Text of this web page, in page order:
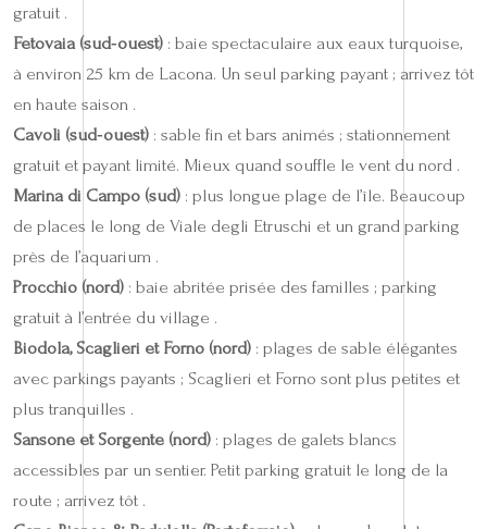
gratuit .
Fetovaia (sud‑ouest) : baie spectaculaire aux eaux turquoise,
à environ 25 km de Lacona. Un seul parking payant ; arrivez tôt
en haute saison .
Cavoli (sud‑ouest) : sable fin et bars animés ; stationnement
gratuit et payant limité. Mieux quand souffle le vent du nord .
Marina di Campo (sud) : plus longue plage de l’île. Beaucoup
de places le long de Viale degli Etruschi et un grand parking
près de l’aquarium .
Procchio (nord) : baie abritée prisée des familles ; parking
gratuit à l’entrée du village .
Biodola, Scaglieri et Forno (nord) : plages de sable élégantes
avec parkings payants ; Scaglieri et Forno sont plus petites et
plus tranquilles .
Sansone et Sorgente (nord) : plages de galets blancs
accessibles par un sentier. Petit parking gratuit le long de la
route ; arrivez tôt .